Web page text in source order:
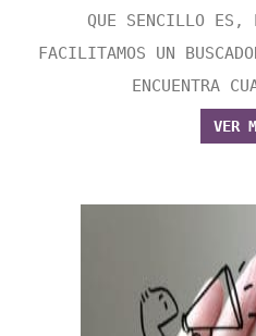
QUE SENCILLO ES,
FACILITAMOS UN
ENCUENTRA
VER